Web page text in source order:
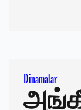
Dinamalar